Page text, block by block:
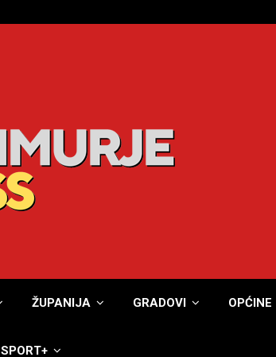
ŽUPANIJA GRADOVI OPĆINE
SPORT+